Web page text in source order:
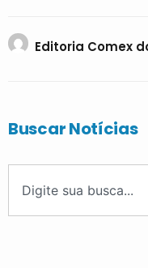
Editoria Comex
Buscar Notícias